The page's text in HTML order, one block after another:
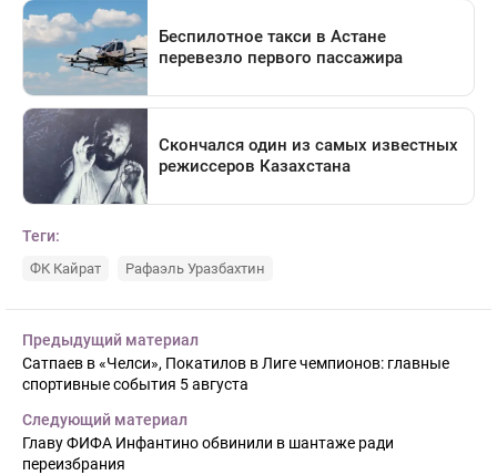
Теги:
ФК Кайрат Рафаэль Уразбахтин
Предыдущий материал
Сатпаев в «Челси», Покатилов в Лиге чемпионов: главные
спортивные события 5 августа
Следующий материал
Главу ФИФА Инфантино обвинили в шантаже ради
переизбрания